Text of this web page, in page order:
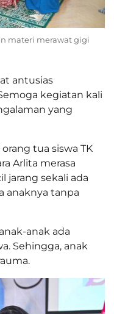
materi merawat gigi
antusias
kegiatan kali
yang
tua siswa TK
Arlita merasa
jarang sekali ada
anaknya tanpa
anak ada
Sehingga, anak